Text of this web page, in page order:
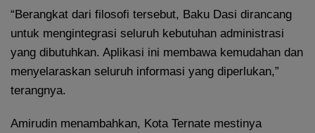
“Berangkat dari filosofi tersebut, Baku Dasi dirancang
untuk mengintegrasi seluruh kebutuhan administrasi
yang dibutuhkan. Aplikasi ini membawa kemudahan dan
menyelaraskan seluruh informasi yang diperlukan,”
terangnya.
Amirudin menambahkan, Kota Ternate mestinya